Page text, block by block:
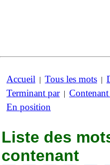
Accueil | Tous les mots |
Terminant par|
En position
Liste des
contenant